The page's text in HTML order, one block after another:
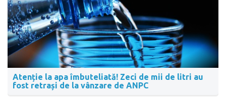
Atenție la apa îmbuteliată! Zeci de mii de litri au
fost retrași de la vânzare de ANPC